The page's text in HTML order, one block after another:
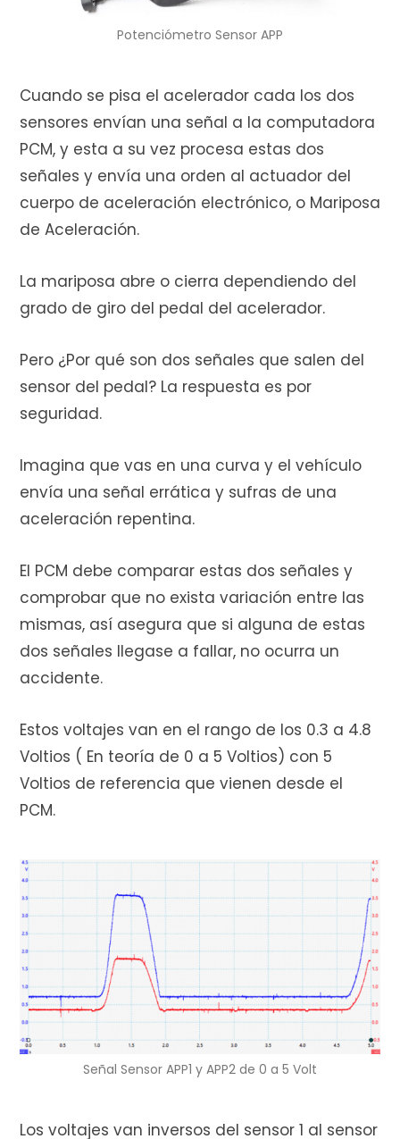
Potenciómetro Sensor APP
Cuando se pisa el acelerador cada los dos
sensores envían una señal a la computadora
PCM, y esta a su vez procesa estas dos
señales y envía una orden al actuador del
cuerpo de aceleración electrónico, o Mariposa
de Aceleración.
La mariposa abre o cierra dependiendo del
grado de giro del pedal del acelerador.
Pero ¿Por qué son dos señales que salen del
sensor del pedal? La respuesta es por
seguridad.
Imagina que vas en una curva y el vehículo
envía una señal errática y sufras de una
aceleración repentina.
El PCM debe comparar estas dos señales y
comprobar que no exista variación entre las
mismas, así asegura que si alguna de estas
dos señales llegase a fallar, no ocurra un
accidente.
Estos voltajes van en el rango de los 0.3 a 4.8
Voltios ( En teoría de 0 a 5 Voltios) con 5
Voltios de referencia que vienen desde el
PCM.
Señal Sensor APP1 y APP2 de 0 a 5 Volt
Los voltajes van inversos del sensor 1 al sensor